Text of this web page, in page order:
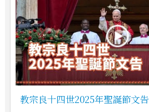
教宗良十四世2025年聖誕節文告